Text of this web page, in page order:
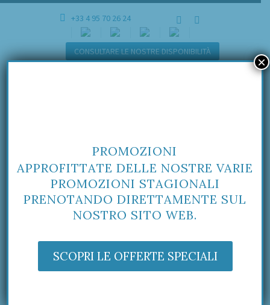
+33 4 95 70 26 24
CONSULTARE LE NOSTRE DISPONIBILITÀ
PROMOZIONI
APPROFITTATE DELLE NOSTRE VARIE
PROMOZIONI STAGIONALI
PRENOTANDO DIRETTAMENTE SUL
NOSTRO SITO WEB.
SCOPRI LE OFFERTE SPECIALI
×